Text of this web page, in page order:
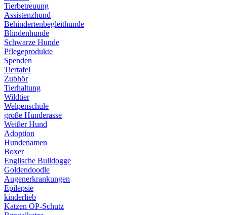
Tierbetreuung
Assistenzhund
Behindertenbegleithunde
Blindenhunde
Schwarze Hunde
Pflegeprodukte
Spenden
Tiertafel
Zubhör
Tierhaltung
Wildtier
Welpenschule
große Hunderasse
Weißer Hund
Adoption
Hundenamen
Boxer
Englische Bulldogge
Goldendoodle
Augenerkrankungen
Epilepsie
kinderlieb
Katzen OP-Schutz